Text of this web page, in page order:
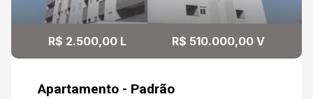
R$ 2.500,00 L R$ 510.000,00 V
Apartamento - Padrão